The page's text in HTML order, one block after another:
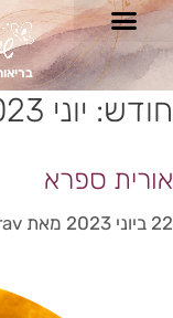
חודש: יוני 2023
אורית ספרא
22 ביוני 2023 מאת